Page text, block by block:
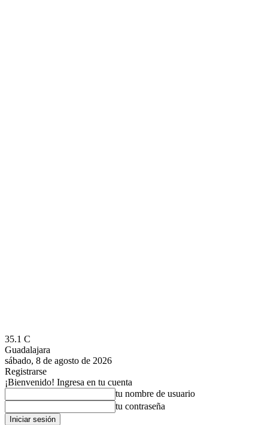
35.1 C
Guadalajara
sábado, 8 de agosto de 2026
Registrarse
¡Bienvenido! Ingresa en tu cuenta
tu nombre de usuario
tu contraseña